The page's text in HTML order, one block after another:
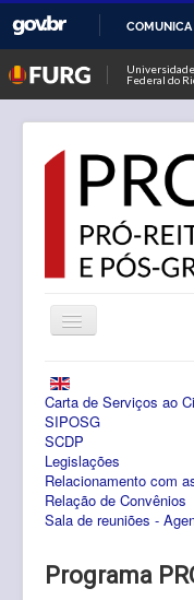
COMUNICA
Universidade
Federal do
Alternar
Navegação
Notícias
PROPESP
Pesquisa
Pós-Graduação
Carta de Serviços ao
SIPOSG
SCDP
Legislações
Relacionamento com
Relação de Convênios
Sala de reuniões -
Programa